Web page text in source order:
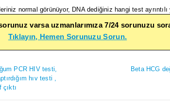
normal görünüyor, DNA dediğiniz hangi test ayrıntılı
varsa uzmanlarımıza 7/24 sorunuzu
Tıklayın, Hemen Sorunuzu Sorun.
PCR HIV testi,
hıv testi ,
Beta HCG